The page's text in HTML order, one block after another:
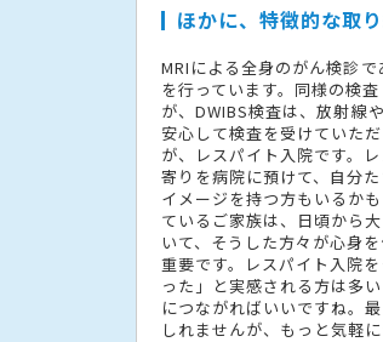
ほかに、特徴的な取
MRIによる全身のがん検診
を行っています。同様の検
が、DWIBS検査は、放射線
安心して検査を受けていた
が、レスパイト入院です。
寄りを病院に預けて、自分
イメージを持つ方もいるか
ているご家族は、日頃から
いて、そうした方々が心身
重要です。レスパイト入院
った」と実感される方は多
につながればいいですね。
しれませんが、もっと気軽